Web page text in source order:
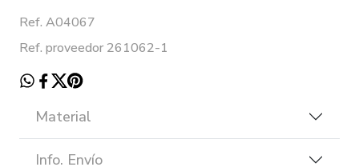
Ref. A04067
Ref. proveedor 261062-1
Material
Info. Envío